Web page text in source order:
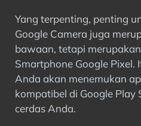
Yang terpenting, penting
Google Camera juga
bawaan, tetapi
Smartphone Google Pixel.
Anda akan menemukan
kompatibel di Google Play
cerdas Anda.